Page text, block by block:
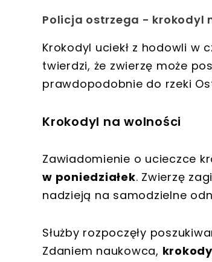
Policja ostrzega - krokodyl
Krokodyl uciekł z hodowli w
twierdzi, że zwierzę może
prawdopodobnie do rzeki
Krokodyl na wolności
Zawiadomienie o ucieczce
w poniedziałek. Zwierzę
nadzieją na samodzielne
Służby rozpoczęły
Zdaniem naukowca,